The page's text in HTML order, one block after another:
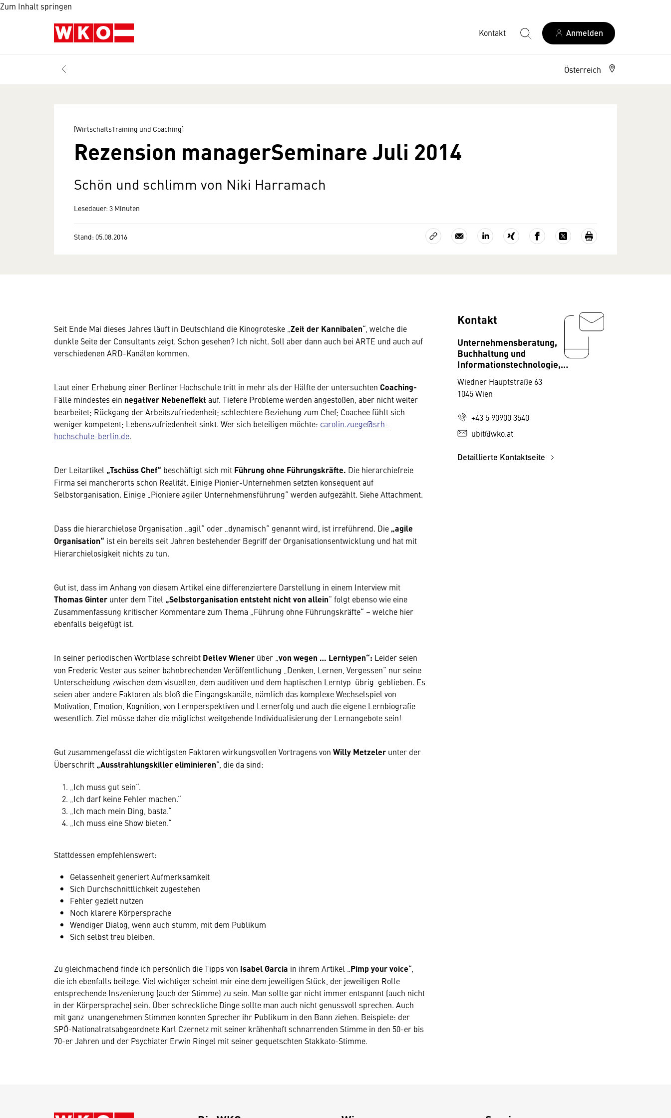
Zum Inhalt springen
Kontakt Anmelden
Österreich
[WirtschaftsTraining und Coaching]
Rezension managerSeminare Juli 2014
Schön und schlimm von Niki Harramach
Lesedauer: 3 Minuten
Stand: 05.08.2016
Seit Ende Mai dieses Jahres läuft in Deutschland die Kinogroteske „ Zeit der Kannibalen“, welche die
dunkle Seite der Consultants zeigt. Schon gesehen? Ich nicht. Soll aber dann auch bei ARTE und auch auf
verschiedenen ARD-Kanälen kommen.
Laut einer Erhebung einer Berliner Hochschule tritt in mehr als der Hälfte der untersuchten Coaching-
Fälle mindestes ein negativer Nebeneffekt auf. Tiefere Probleme werden angestoßen, aber nicht weiter
bearbeitet; Rückgang der Arbeitszufriedenheit; schlechtere Beziehung zum Chef; Coachee fühlt sich
weniger kompetent; Lebenszufriedenheit sinkt. Wer sich beteiligen möchte: carolin.zuege@srh-
hochschule-berlin.de.
Der Leitartikel „Tschüss Chef“ beschäftigt sich mit Führung ohne Führungskräfte. Die hierarchiefreie
Firma sei mancherorts schon Realität. Einige Pionier-Unternehmen setzten konsequent auf
Selbstorganisation. Einige „Pioniere agiler Unternehmensführung“ werden aufgezählt. Siehe Attachment.
Dass die hierarchielose Organisation „agil“ oder „dynamisch“ genannt wird, ist irreführend. Die „agile
Organisation“ ist ein bereits seit Jahren bestehender Begriff der Organisationsentwicklung und hat mit
Hierarchielosigkeit nichts zu tun.
Gut ist, dass im Anhang von diesem Artikel eine differenziertere Darstellung in einem Interview mit
Thomas Ginter unter dem Titel „Selbstorganisation entsteht nicht von allein“ folgt ebenso wie eine
Zusammenfassung kritischer Kommentare zum Thema „Führung ohne Führungskräfte“ – welche hier
ebenfalls beigefügt ist.
In seiner periodischen Wortblase schreibt Detlev Wiener über „ von wegen … Lerntypen“: Leider seien
von Frederic Vester aus seiner bahnbrechenden Veröffentlichung „Denken, Lernen, Vergessen“ nur seine
Unterscheidung zwischen dem visuellen, dem auditiven und dem haptischen Lerntyp übrig geblieben. Es
seien aber andere Faktoren als bloß die Eingangskanäle, nämlich das komplexe Wechselspiel von
Motivation, Emotion, Kognition, von Lernperspektiven und Lernerfolg und auch die eigene Lernbiografie
wesentlich. Ziel müsse daher die möglichst weitgehende Individualisierung der Lernangebote sein!
Gut zusammengefasst die wichtigsten Faktoren wirkungsvollen Vortragens von Willy Metzeler unter der
Überschrift „Ausstrahlungskiller eliminieren“, die da sind:
„Ich muss gut sein“.
„Ich darf keine Fehler machen.“
„Ich mach mein Ding, basta.“
„Ich muss eine Show bieten.“
Stattdessen empfehlenswert:
Gelassenheit generiert Aufmerksamkeit
Sich Durchschnittlichkeit zugestehen
Fehler gezielt nutzen
Noch klarere Körpersprache
Wendiger Dialog, wenn auch stumm, mit dem Publikum
Sich selbst treu bleiben.
Zu gleichmachend finde ich persönlich die Tipps von Isabel Garcia in ihrem Artikel „ Pimp your voice“,
die ich ebenfalls beilege. Viel wichtiger scheint mir eine dem jeweiligen Stück, der jeweiligen Rolle
entsprechende Inszenierung (auch der Stimme) zu sein. Man sollte gar nicht immer entspannt (auch nicht
in der Körpersprache) sein. Über schreckliche Dinge sollte man auch nicht genussvoll sprechen. Auch
mit ganz unangenehmen Stimmen konnten Sprecher ihr Publikum in den Bann ziehen. Beispiele: der
SPÖ-Nationalratsabgeordnete Karl Czernetz mit seiner krähenhaft schnarrenden Stimme in den 50-er bis
70-er Jahren und der Psychiater Erwin Ringel mit seiner gequetschten Stakkato-Stimme.
Kontakt
Unternehmensberatung,
Buchhaltung und
Informationstechnologie,
Wiedner Hauptstraße 63
1045 Wien
+43 5 90900 3540
ubit@wko.at
Detaillierte Kontaktseite